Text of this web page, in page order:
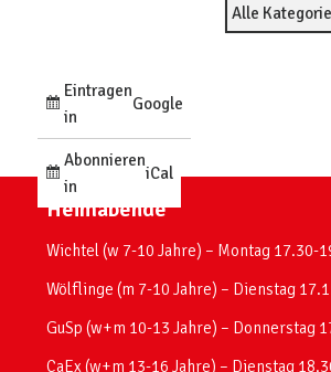
Alle
Eintragen
in
Google
Abonnieren
in
iCal
Heimabende
Wichtel (w 7-10 Jahre) – Montag 17.30-
Wölflinge (m 7-10 Jahre) – Dienstag
GuSp (w+m 10-13 Jahre) – Donnerstag
CaEx (w+m 13-16 Jahre) – Dienstag